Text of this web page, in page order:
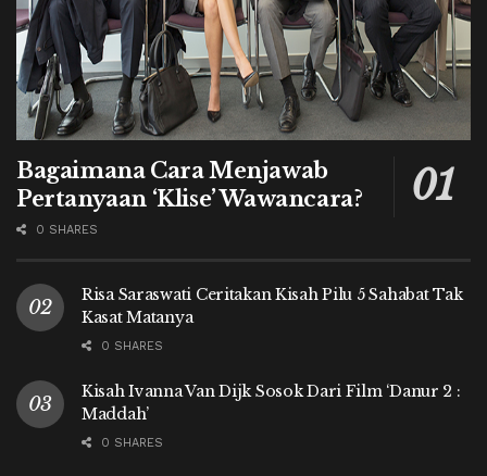
Bagaimana Cara Menjawab
Pertanyaan ‘Klise’ Wawancara?
0 SHARES
Risa Saraswati Ceritakan Kisah Pilu 5 Sahabat Tak
Kasat Matanya
0 SHARES
Kisah Ivanna Van Dijk Sosok Dari Film ‘Danur 2 :
Maddah’
0 SHARES